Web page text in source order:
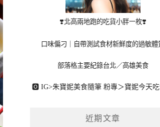
❣️北高兩地跑的吃貨小胖一枚❣️
口味偏刁｜自帶測試食材新鮮度的過敏體
部落格主要紀錄台北／高雄美食
🅾 IG>朱寶妮美食隨筆 粉專＞寶妮今天
近期文章